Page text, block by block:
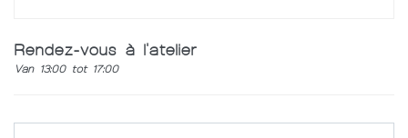
Rendez-vous à l'atelier
Van 13:00 tot 17:00